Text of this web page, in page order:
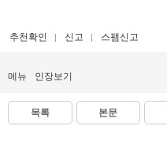
추천확인 신고 스팸신고
메뉴 인장보기
목록 본문